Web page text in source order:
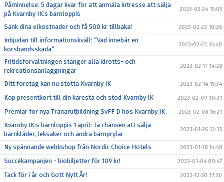
Påminnelse: 5 dagar kvar för att anmäla intresse att sälja
på Kvarnby IK:s barnloppis
2023-02-24 15:05
Sänk dina elkostnader och få 500 kr tillbaka! 2023-02-23 10:26
Inbjudan till informationskväll: ”Vad innebär en
korsbandsskada”
2023-02-22 14:40
Fritidsförvaltningen stänger alla idrotts- och
rekreationsanläggningar
2023-02-17 14:28
Ditt företag kan nu stötta Kvarnby IK 2023-02-14 15:34
Köp presentkort till din käresta och stöd Kvarnby IK 2023-02-09 10:31
Premiär för nya Tränarutbildning SvFF D hos Kvarnby IK 2023-02-08 16:21
Kvarnby IK:s barnloppis 1 april: Ta chansen att sälja
barnkläder, leksaker och andra barnprylar
2023-01-26 12:35
Ny spännande webbshop från Nordic Choice Hotels 2023-01-18 14:48
Succékampanjen - biobiljetter för 109 kr! 2023-01-04 09:47
Tack för i år och Gott Nytt År! 2022-12-30 17:30